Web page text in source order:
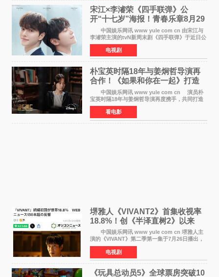
宋江×李濬荣《四手联弹》公
开“十七岁”海报！青春乐章8月29
日奏响
中国娱乐网讯 www yule com cn 由宋江与
李濬荣主演的tvN新周末剧《四手联弹》于近日公
开十七岁版海报，以充满青春气息的画面再度点
燃观众期待。 海报中，宋江与李濬荣并肩站
在音乐教室的
电视剧
朴宝英时隔18年与姜炯哲导演再
合作！《如果和你在一起》打造
奇幻浪漫喜剧
中国娱乐网讯 www yule com cn 演员朴
宝英时隔18年与姜炯哲导演再度携手，共同打造
备受期待的浪漫喜剧新作《如果和你在一起》
（暂定名）。据OSEN报道，朴宝英将出演该片
女主角，自2008年《
看电影
堺雅人《VIVANT2》首集收视率
18.8%！创《半泽直树2》以来
TBS周日剧场最高开局
中国娱乐网讯 www yule com cn 堺雅人主
演的《VIVANT》第二季第一集于7月26日播出，
首集收视率高达18 8%，成为自2020年《半泽直
树2》首集22%以来，TBS周日剧场最高开播收视
纪录。 考虑到
电视剧
《玩具总动员5》全球票房突破10